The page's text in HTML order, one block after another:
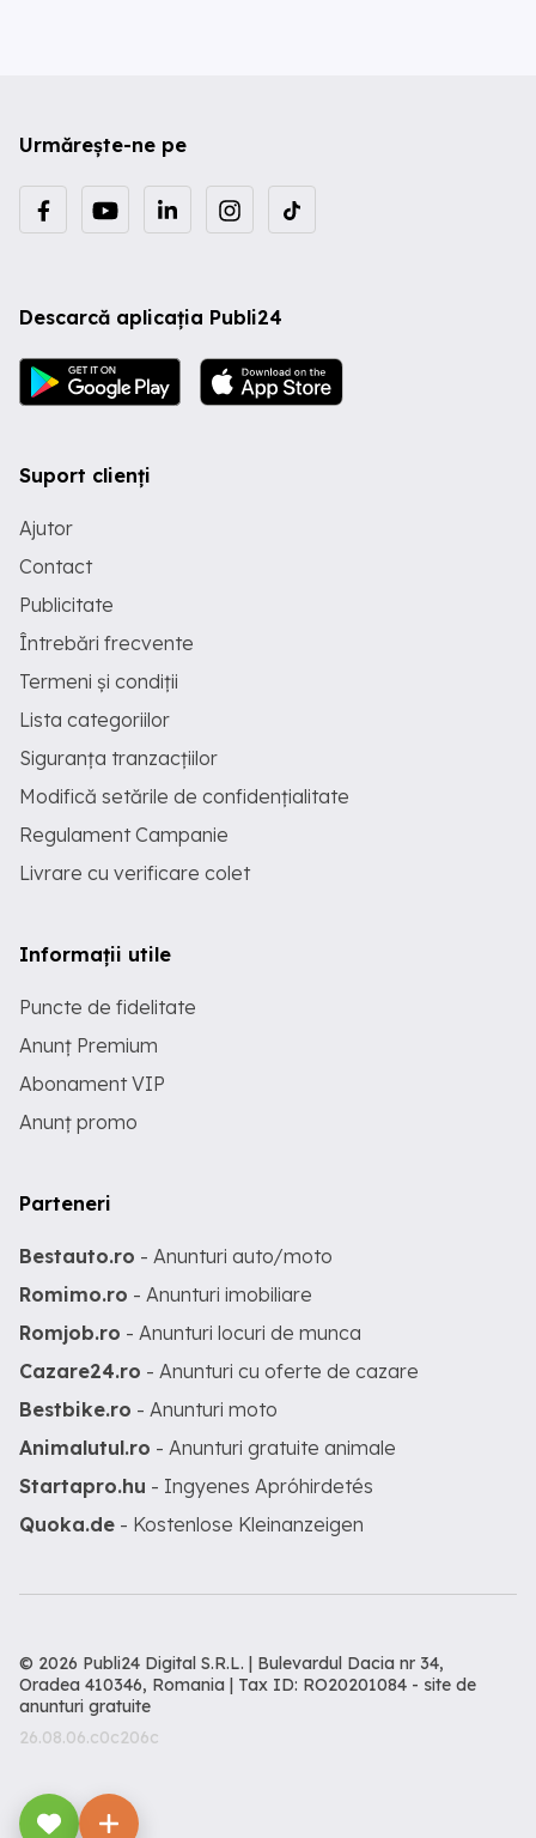
Urmărește-ne pe
Descarcă aplicația Publi24
Suport clienți
Ajutor
Contact
Publicitate
Întrebări frecvente
Termeni și condiții
Lista categoriilor
Siguranța tranzacțiilor
Modifică setările de confidențialitate
Regulament Campanie
Livrare cu verificare colet
Informații utile
Puncte de fidelitate
Anunț Premium
Abonament VIP
Anunț promo
Parteneri
Bestauto.ro - Anunturi auto/moto
Romimo.ro - Anunturi imobiliare
Romjob.ro - Anunturi locuri de munca
Cazare24.ro - Anunturi cu oferte de cazare
Bestbike.ro - Anunturi moto
Animalutul.ro - Anunturi gratuite animale
Startapro.hu - Ingyenes Apróhirdetés
Quoka.de - Kostenlose Kleinanzeigen
© 2026 Publi24 Digital S.R.L. | Bulevardul Dacia nr 34,
Oradea 410346, Romania | Tax ID: RO20201084 - site de
anunturi gratuite
26.08.06.c0c206c